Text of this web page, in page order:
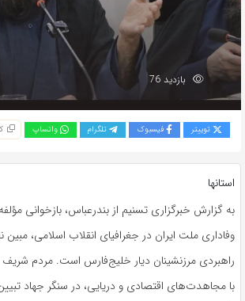
بازدید 76
توییتر فیسبوک تلگرام واتساپ
استانها
به گزارش خبرگزاری تسنیم از بندرعباس، بازخوانی
وفاداری ملت ایران در جغرافیای انقلاب اسلامی،
راهبردی مرزنشینان دیار خلیج‌فارس است. مردم شریف
با مجاهدت‌های اقتصادی و دریایی، در سنگر جهاد